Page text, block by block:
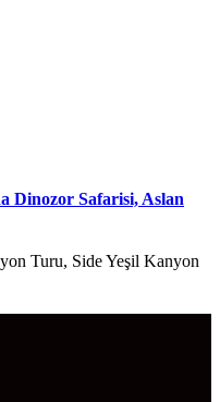
Dinozor Safarisi, Aslan
Turu, Side Yeşil Kanyon